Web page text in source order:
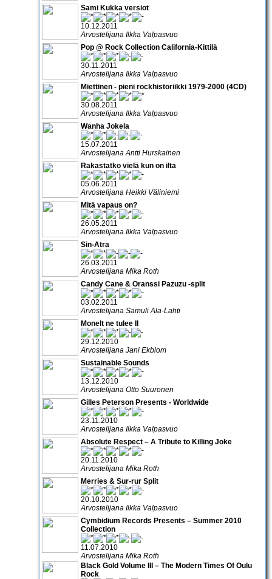
Sami Kukka versiot
10.12.2011
Arvostelijana Ilkka Valpasvuo
Pop @ Rock Collection California-Kittilä
30.11.2011
Arvostelijana Ilkka Valpasvuo
Miettinen - pieni rockhistoriikki 1979-2000 (4CD)
30.08.2011
Arvostelijana Ilkka Valpasvuo
Wanha Jokela
15.07.2011
Arvostelijana Antti Hurskainen
Rakastatko vielä kun on ilta
05.06.2011
Arvostelijana Heikki Väliniemi
Mitä vapaus on?
26.05.2011
Arvostelijana Ilkka Valpasvuo
Sin-Atra
26.03.2011
Arvostelijana Mika Roth
Candy Cane & Oranssi Pazuzu -split
03.02.2011
Arvostelijana Samuli Ala-Lahti
Monelt ne tulee II
29.12.2010
Arvostelijana Jani Ekblom
Sustainable Sounds
13.12.2010
Arvostelijana Otto Suuronen
Gilles Peterson Presents - Worldwide
23.11.2010
Arvostelijana Ilkka Valpasvuo
Absolute Respect – A Tribute to Killing Joke
20.11.2010
Arvostelijana Mika Roth
Merries & Sur-rur Split
20.10.2010
Arvostelijana Ilkka Valpasvuo
Cymbidium Records Presents – Summer 2010
Collection
11.07.2010
Arvostelijana Mika Roth
Black Gold Volume III – The Modern Times Of Oulu
Rock